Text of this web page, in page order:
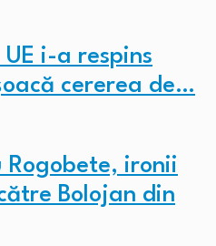
i-a respins
cererea de…
Rogobete, ironii
Bolojan din